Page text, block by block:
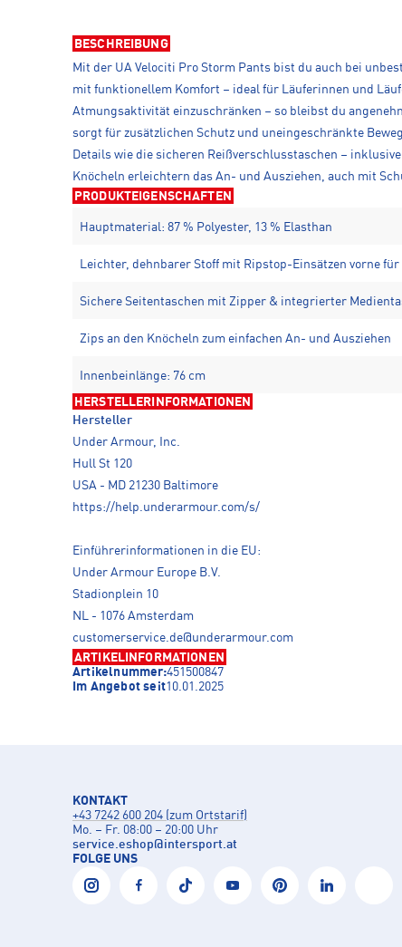
BESCHREIBUNG
Mit der UA Velociti Pro Storm Pants bist du auch bei
mit funktionellem Komfort – ideal für Läuferinnen und
Atmungsaktivität einzuschränken – so bleibst du
sorgt für zusätzlichen Schutz und uneingeschränkte
Details wie die sicheren Reißverschlusstaschen –
Knöcheln erleichtern das An- und Ausziehen, auch mit
PRODUKTEIGENSCHAFTEN
Hauptmaterial: 87 % Polyester, 13 % Elasthan
Leichter, dehnbarer Stoff mit Ripstop-Einsätzen vorne
Sichere Seitentaschen mit Zipper & integrierter
Zips an den Knöcheln zum einfachen An- und Ausziehen
Innenbeinlänge: 76 cm
HERSTELLERINFORMATIONEN
Hersteller
Under Armour, Inc.
Hull St 120
USA - MD 21230 Baltimore
https://help.underarmour.com/s/
Einführerinformationen in die EU:
Under Armour Europe B.V.
Stadionplein 10
NL - 1076 Amsterdam
customerservice.de@underarmour.com
ARTIKELINFORMATIONEN
Artikelnummer:451500847
Im Angebot seit10.01.2025
KONTAKT
+43 7242 600 204 (zum Ortstarif)
Mo. – Fr. 08:00 – 20:00 Uhr
service.eshop@intersport.at
FOLGE UNS